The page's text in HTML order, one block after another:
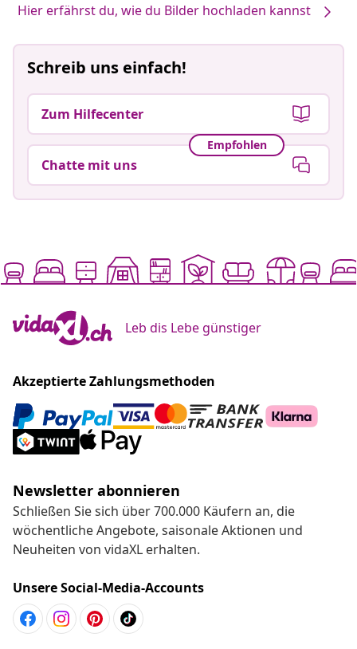
Hier erfährst du, wie du Bilder hochladen kannst
Schreib uns einfach!
Zum Hilfecenter
Empfohlen
Chatte mit uns
Leb dis Lebe günstiger
Akzeptierte Zahlungsmethoden
Newsletter abonnieren
Schließen Sie sich über 700.000 Käufern an, die
wöchentliche Angebote, saisonale Aktionen und
Neuheiten von vidaXL erhalten.
Unsere Social-Media-Accounts